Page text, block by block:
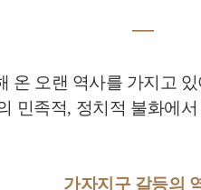
―
온 오랜 역사를 가지고 있
민족적, 정치적 불화에
가자지구 갈등의